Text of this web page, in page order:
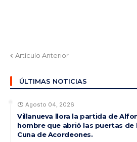
Artículo Anterior
ÚLTIMAS NOTICIAS
Agosto 04, 2026
Villanueva llora la partida de
hombre que abrió las puertas de
Cuna de Acordeones.